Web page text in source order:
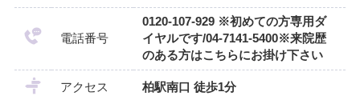
電話番号
0120-107-929 ※初めての方専用ダ
イヤルです/04-7141-5400※来院歴
のある方はこちらにお掛け下さい
アクセス 柏駅南口 徒歩1分